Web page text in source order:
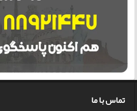
تماس با ما